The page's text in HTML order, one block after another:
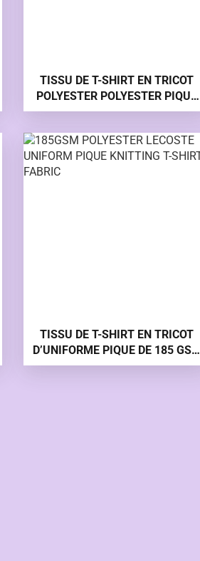
TISSU DE T-SHIRT EN TRICOT
POLYESTER POLYESTER PIQUE
DE 200 GSM
TISSU DE T-SHIRT EN TRICOT
D’UNIFORME PIQUE DE 185 GSM
EN POLYESTER LECOSTE